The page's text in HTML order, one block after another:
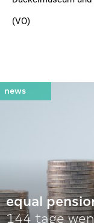
(VO)
equal
144 tage